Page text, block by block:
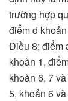
trường hợp
điểm d
Điều 8; điểm
khoản 1,
khoản 6, 7
5, khoản 6